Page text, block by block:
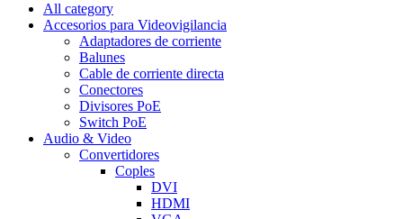
All category
Accesorios para Videovigilancia
Adaptadores de corriente
Balunes
Cable de corriente directa
Conectores
Divisores PoE
Switch PoE
Audio & Video
Convertidores
Coples
DVI
HDMI